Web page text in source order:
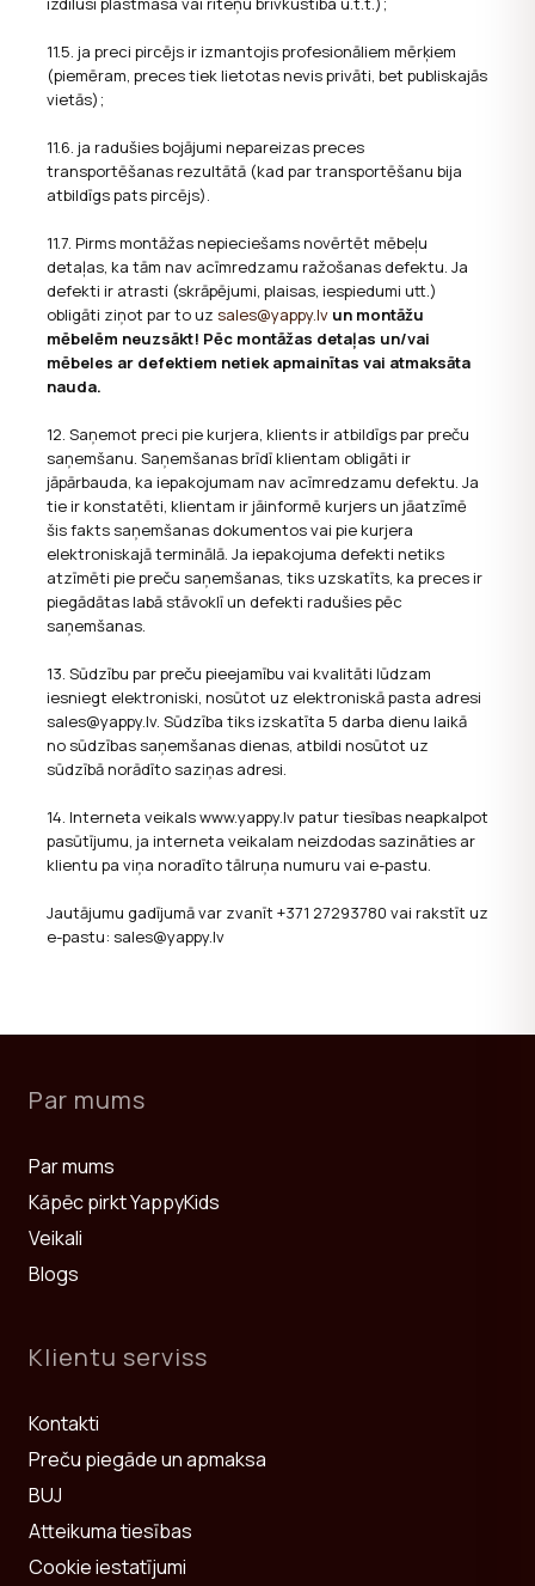
11.5. ja preci pircējs ir izmantojis profesionāliem mērķiem
(piemēram, preces tiek lietotas nevis privāti, bet publiskajās
vietās);
11.6. ja radušies bojājumi nepareizas preces
transportēšanas rezultātā (kad par transportēšanu bija
atbildīgs pats pircējs).
11.7. Pirms montāžas nepieciešams novērtēt mēbeļu
detaļas, ka tām nav acīmredzamu ražošanas defektu. Ja
defekti ir atrasti (skrāpējumi, plaisas, iespiedumi utt.)
obligāti ziņot par to uz sales@yappy.lv un montāžu
mēbelēm neuzsākt! Pēc montāžas detaļas un/vai
mēbeles ar defektiem netiek apmainītas vai atmaksāta
nauda.
12. Saņemot preci pie kurjera, klients ir atbildīgs par preču
saņemšanu. Saņemšanas brīdī klientam obligāti ir
jāpārbauda, ka iepakojumam nav acīmredzamu defektu. Ja
tie ir konstatēti, klientam ir jāinformē kurjers un jāatzīmē
šis fakts saņemšanas dokumentos vai pie kurjera
elektroniskajā terminālā. Ja iepakojuma defekti netiks
atzīmēti pie preču saņemšanas, tiks uzskatīts, ka preces ir
piegādātas labā stāvoklī un defekti radušies pēc
saņemšanas.
13. Sūdzību par preču pieejamību vai kvalitāti lūdzam
iesniegt elektroniski, nosūtot uz elektroniskā pasta adresi
sales@yappy.lv. Sūdzība tiks izskatīta 5 darba dienu laikā
no sūdzības saņemšanas dienas, atbildi nosūtot uz
sūdzībā norādīto saziņas adresi.
14. Interneta veikals www.yappy.lv patur tiesības neapkalpot
pasūtījumu, ja interneta veikalam neizdodas sazināties ar
klientu pa viņa noradīto tālruņa numuru vai e-pastu.
Jautājumu gadījumā var zvanīt +371 27293780 vai rakstīt uz
e-pastu: sales@yappy.lv
Par mums
Par mums
Kāpēc pirkt YappyKids
Veikali
Blogs
Klientu serviss
Kontakti
Preču piegāde un apmaksa
BUJ
Atteikuma tiesības
Cookie iestatījumi